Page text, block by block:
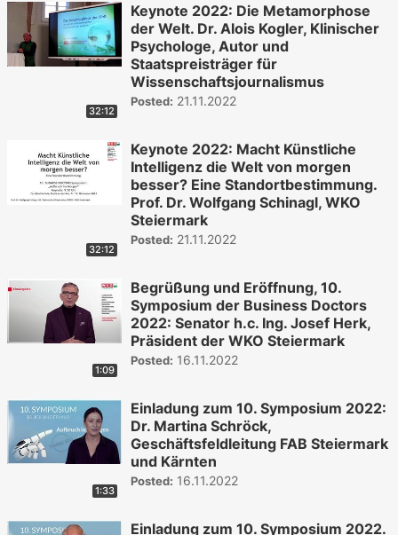
32:12
Keynote 2022: Die Metamorphose
der Welt. Dr. Alois Kogler, Klinischer
Psychologe, Autor und
Staatspreisträger für
Wissenschaftsjournalismus
Posted: 21.11.2022
32:12
Keynote 2022: Macht Künstliche
Intelligenz die Welt von morgen
besser? Eine Standortbestimmung.
Prof. Dr. Wolfgang Schinagl, WKO
Steiermark
Posted: 21.11.2022
1:09
Begrüßung und Eröffnung, 10.
Symposium der Business Doctors
2022: Senator h.c. Ing. Josef Herk,
Präsident der WKO Steiermark
Posted: 16.11.2022
1:33
Einladung zum 10. Symposium 2022:
Dr. Martina Schröck,
Geschäftsfeldleitung FAB Steiermark
und Kärnten
Posted: 16.11.2022
Einladung zum 10. Symposium 2022.